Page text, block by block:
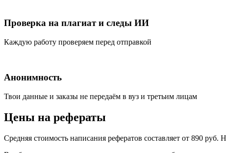
Проверка на плагиат и следы ИИ
Каждую работу проверяем перед отправкой
Анонимность
Твои данные и заказы не передаём в вуз и третьим лицам
Цены на рефераты
Средняя стоимость написания рефератов составляет от 890